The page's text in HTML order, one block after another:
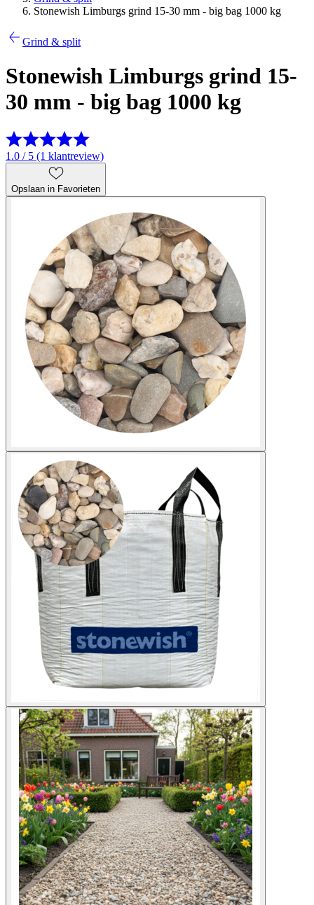
Stonewish Limburgs grind 15-30 mm - big bag 1000 kg
Grind & split
Stonewish Limburgs grind 15-
30 mm - big bag 1000 kg
1.0 / 5 (1 klantreview)
Opslaan in Favorieten